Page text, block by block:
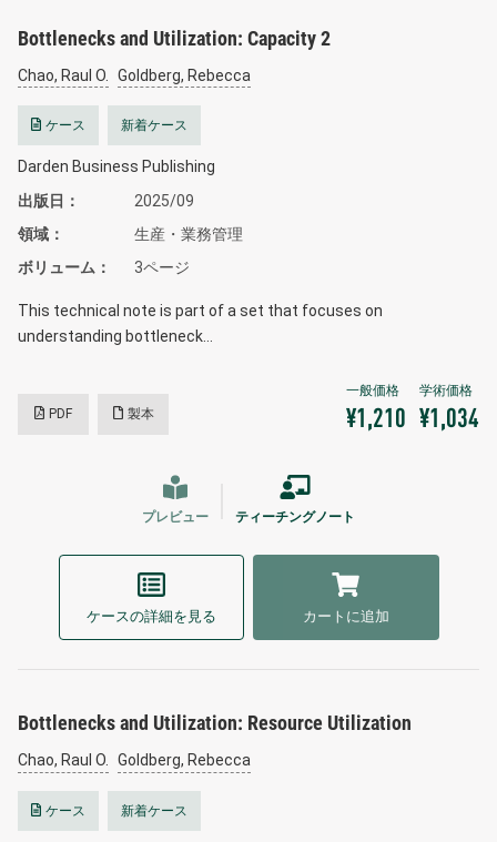
Bottlenecks and Utilization: Capacity 2
Chao, Raul O. Goldberg, Rebecca
ケース 新着ケース
Darden Business Publishing
出版日
2025/09
領域
生産・業務管理
ボリューム
3ページ
This technical note is part of a set that focuses on
understanding bottleneck…
PDF 製本 ¥1,210 ¥1,034
プレビュー ティーチングノート
ケースの詳細を見る カートに追加
Bottlenecks and Utilization: Resource Utilization
Chao, Raul O. Goldberg, Rebecca
ケース 新着ケース